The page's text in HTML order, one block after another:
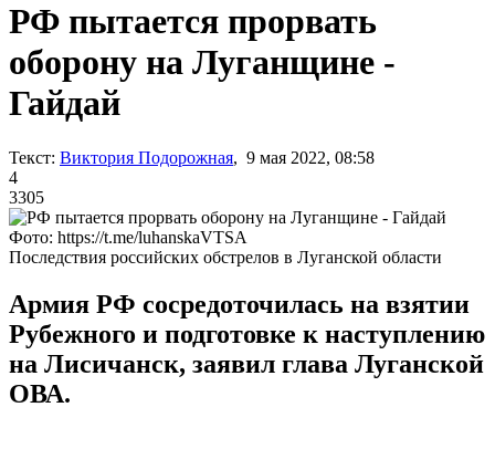
РФ пытается прорвать
оборону на Луганщине -
Гайдай
Текст: Виктория Подорожная, 9 мая 2022, 08:58
4
3305
Фото: https://t.me/luhanskaVTSA
Последствия российских обстрелов в Луганской области
Армия РФ сосредоточилась на взятии
Рубежного и подготовке к наступлению
на Лисичанск, заявил глава Луганской
ОВА.